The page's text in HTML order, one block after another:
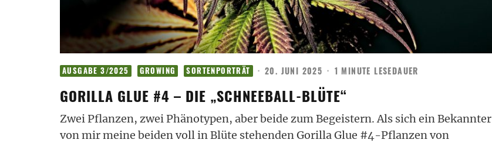
AUSGABE 3/2025 GROWING SORTENPORTRÄT · 20. JUNI 2025 · 1 MINUTE LESEDAUER
GORILLA GLUE #4 – DIE „SCHNEEBALL-BLÜTE“
Zwei Pflanzen, zwei Phänotypen, aber beide zum Begeistern. Als sich ein Bekannter
von mir meine beiden voll in Blüte stehenden Gorilla Glue #4-Pflanzen von